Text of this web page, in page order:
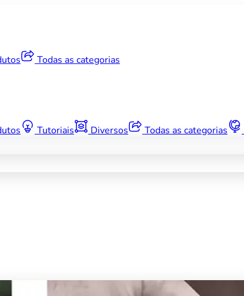
Todas as categorias
Tutoriais Diversos Todas as categorias